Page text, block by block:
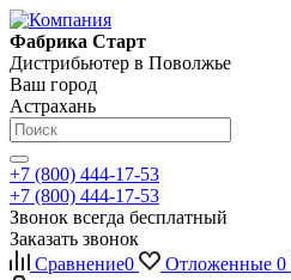
Фабрика Старт
Дистрибьютер в Поволжье
Ваш город
Астрахань
+7 (800) 444-17-53
+7 (800) 444-17-53
Звонок всегда бесплатный
Заказать звонок
Сравнение0 Отложенные 0